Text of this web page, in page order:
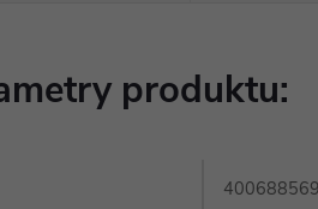
produktu: